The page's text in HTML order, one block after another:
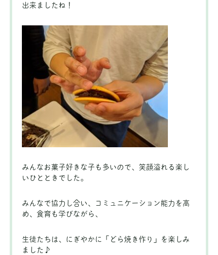
出来ましたね！
みんなお菓子好きな子も多いので、笑顔溢れる楽し
いひとときでした。
みんなで協力し合い、コミュニケーション能力を高
め、食育も学びながら、
生徒たちは、にぎやかに「どら焼き作り」を楽しみ
ました♪